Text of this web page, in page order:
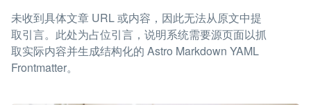
未收到具体文章 URL 或内容，因此无法从原文中提
取引言。此处为占位引言，说明系统需要源页面以抓
取实际内容并生成结构化的 Astro Markdown YAML
Frontmatter。